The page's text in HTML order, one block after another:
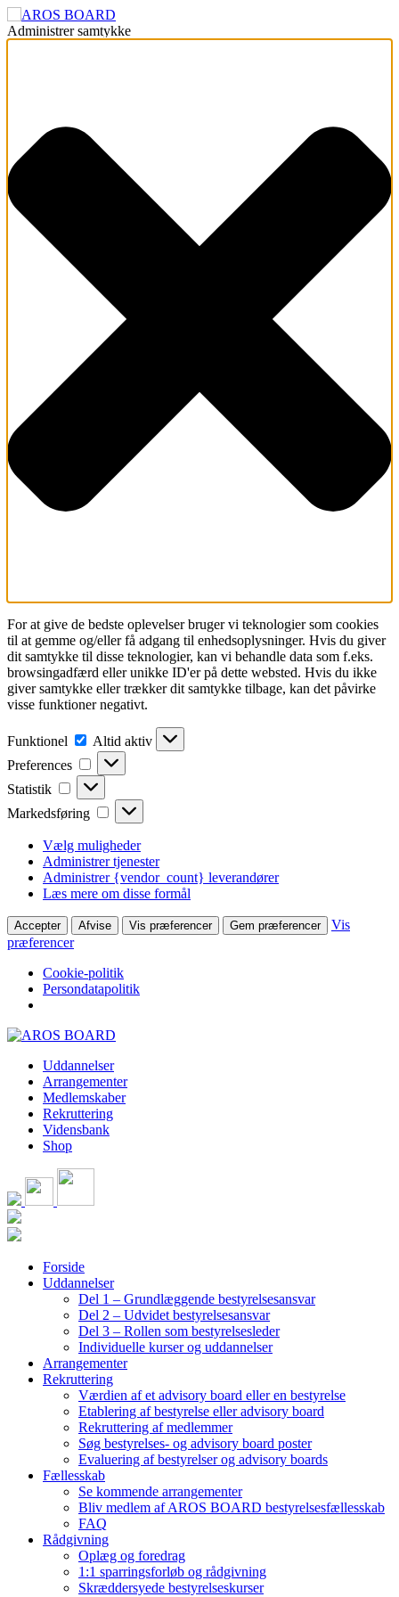
Administrer samtykke
For at give de bedste oplevelser bruger vi teknologier som cookies
til at gemme og/eller få adgang til enhedsoplysninger. Hvis du giver
dit samtykke til disse teknologier, kan vi behandle data som f.eks.
browsingadfærd eller unikke ID'er på dette websted. Hvis du ikke
giver samtykke eller trækker dit samtykke tilbage, kan det påvirke
visse funktioner negativt.
Funktionel Funktionel
Altid aktiv
Preferences
Preferences
Statistik Statistik
Markedsføring Markedsføring
Vælg muligheder
Administrer tjenester
Administrer {vendor_count} leverandører
Læs mere om disse formål
Accepter Afvise Vis præferencer Gem præferencer
Vis
præferencer
Cookie-politik
Persondatapolitik
Skip
contentUddannelser
Arrangementer
Medlemskaber
Rekruttering
Vidensbank
Shop
Forside
Uddannelser
Del 1 – Grundlæggende bestyrelsesansvar
Del 2 – Udvidet bestyrelsesansvar
Del 3 – Rollen som bestyrelsesleder
Individuelle kurser og uddannelser
Arrangementer
Rekruttering
Værdien af et advisory board eller en bestyrelse
Etablering af bestyrelse eller advisory board
Rekruttering af medlemmer
Søg bestyrelses- og advisory board poster
Evaluering af bestyrelser og advisory boards
Fællesskab
Se kommende arrangementer
Bliv medlem af AROS BOARD bestyrelsesfællesskab
FAQ
Rådgivning
Oplæg og foredrag
1:1 sparringsforløb og rådgivning
Skræddersyede bestyrelseskurser